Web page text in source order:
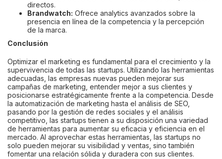
directos.
Brandwatch: Ofrece analytics avanzados sobre la
presencia en línea de la competencia y la percepción
de la marca.
Conclusión
Optimizar el marketing es fundamental para el crecimiento y la
supervivencia de todas las startups. Utilizando las herramientas
adecuadas, las empresas nuevas pueden mejorar sus
campañas de marketing, entender mejor a sus clientes y
posicionarse estratégicamente frente a la competencia. Desde
la automatización de marketing hasta el análisis de SEO,
pasando por la gestión de redes sociales y el análisis
competitivo, las startups tienen a su disposición una variedad
de herramientas para aumentar su eficacia y eficiencia en el
mercado. Al aprovechar estas herramientas, las startups no
solo pueden mejorar su visibilidad y ventas, sino también
fomentar una relación sólida y duradera con sus clientes.